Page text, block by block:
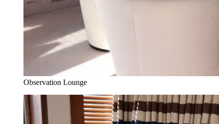
Observation Lounge